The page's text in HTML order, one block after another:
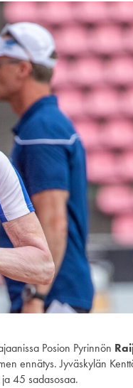
Posion Pyrinnön
ennätys. Jyväskylän
45 sadasosaa.